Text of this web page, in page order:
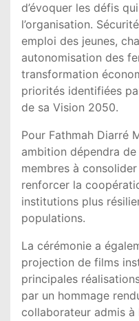
d’évoquer les défis
l’organisation.
emploi des jeunes,
autonomisation des
transformation
priorités identifiées
de sa Vision 2050.
Pour Fathmah Diarré
ambition dépendra
membres à
renforcer la
institutions plus
populations.
La cérémonie a
projection de films
principales
par un hommage
collaborateur admis à